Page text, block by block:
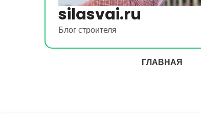
silasvai.ru
Блог строителя
ГЛАВНАЯ